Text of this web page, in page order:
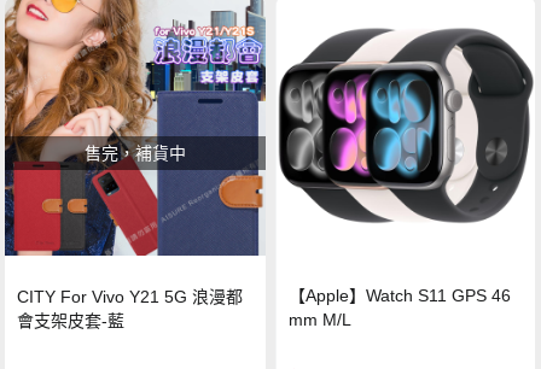
售完，補貨中
CITY For Vivo Y21 5G 浪漫都
會支架皮套-藍
【Apple】Watch S11 GPS 46
mm M/L